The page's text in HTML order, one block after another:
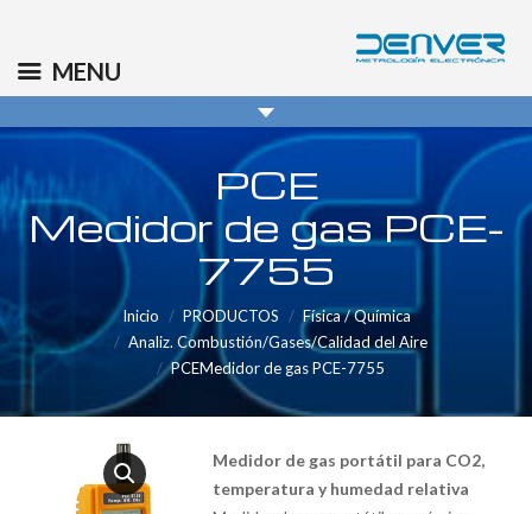
info@denver.es
PCE
Medidor de gas PCE-
7755
Inicio PRODUCTOS
Física / Química
Analiz. Combustión/Gases/Calidad del Aire
PCEMedidor de gas PCE-7755
Medidor de gas portátil para CO2,
temperatura y humedad relativa
MENU